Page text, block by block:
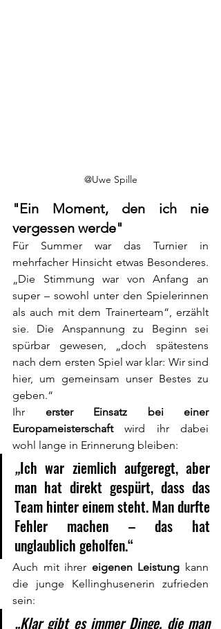
@Uwe Spille
"Ein Moment, den ich nie
vergessen werde"
Für Summer war das Turnier in
mehrfacher Hinsicht etwas Besonderes.
„Die Stimmung war von Anfang an
super – sowohl unter den Spielerinnen
als auch mit dem Trainerteam“, erzählt
sie. Die Anspannung zu Beginn sei
spürbar gewesen, „doch spätestens
nach dem ersten Spiel war klar: Wir sind
hier, um gemeinsam unser Bestes zu
geben.“
Ihr erster Einsatz bei einer
Europameisterschaft wird ihr dabei
wohl lange in Erinnerung bleiben:
„Ich war ziemlich aufgeregt, aber
man hat direkt gespürt, dass das
Team hinter einem steht. Man durfte
Fehler machen – das hat
unglaublich geholfen.“
Auch mit ihrer eigenen Leistung kann
die junge Kellinghusenerin zufrieden
sein:
„Klar gibt es immer Dinge, die man